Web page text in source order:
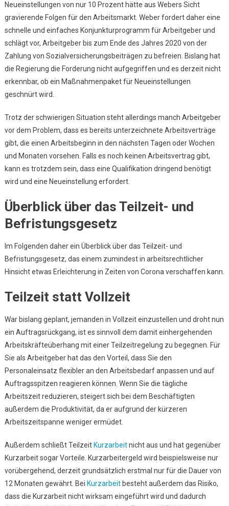
Neueinstellungen von nur 10 Prozent hätte aus Webers Sicht
gravierende Folgen für den Arbeitsmarkt. Weber fordert daher eine
schnelle und einfaches Konjunkturprogramm für Arbeitgeber und
schlägt vor, Arbeitgeber bis zum Ende des Jahres 2020 von der
Zahlung von Sozialversicherungsbeiträgen zu befreien. Bislang hat
die Regierung die Forderung nicht aufgegriffen und es derzeit nicht
erkennbar, ob ein Maßnahmenpaket für Neueinstellungen
geschnürt wird.
Trotz der schwierigen Situation steht allerdings manch Arbeitgeber
vor dem Problem, dass es bereits unterzeichnete Arbeitsverträge
gibt, die einen Arbeitsbeginn in den nächsten Tagen oder Wochen
und Monaten vorsehen. Falls es noch keinen Arbeitsvertrag gibt,
kann es trotzdem sein, dass eine Qualifikation dringend benötigt
wird und eine Neueinstellung erfordert.
Überblick über das Teilzeit- und
Befristungsgesetz
Im Folgenden daher ein Überblick über das Teilzeit- und
Befristungsgesetz, das einem zumindest in arbeitsrechtlicher
Hinsicht etwas Erleichterung in Zeiten von Corona verschaffen kann.
Teilzeit statt Vollzeit
War bislang geplant, jemanden in Vollzeit einzustellen und droht nun
ein Auftragsrückgang, ist es sinnvoll dem damit einhergehenden
Arbeitskräfteüberhang mit einer Teilzeitregelung zu begegnen. Für
Sie als Arbeitgeber hat das den Vorteil, dass Sie den
Personaleinsatz flexibler an den Arbeitsbedarf anpassen und auf
Auftragsspitzen reagieren können. Wenn Sie die tägliche
Arbeitszeit reduzieren, steigert sich bei dem Beschäftigten
außerdem die Produktivität, da er aufgrund der kürzeren
Arbeitszeitspanne weniger ermüdet.
Außerdem schließt Teilzeit Kurzarbeitnicht aus und hat gegenüber
Kurzarbeit sogar Vorteile. Kurzarbeitergeld wird beispielsweise nur
vorübergehend, derzeit grundsätzlich erstmal nur für die Dauer von
12 Monaten gewährt. Bei Kurzarbeit besteht außerdem das Risiko,
dass die Kurzarbeit nicht wirksam eingeführt wird und dadurch